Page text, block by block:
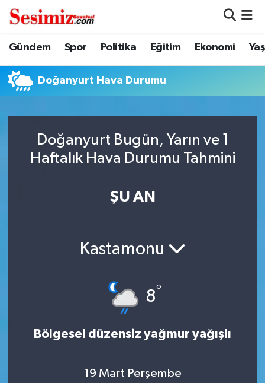
Gündem Spor Politika Eğitim Ekonomi
Doğanyurt Hava Durumu
Doğanyurt Bugün, Yarın ve 1
Haftalık Hava Durumu Tahmini
ŞU AN
Kastamonu
8°
Bölgesel düzensiz yağmur yağışlı
19 Mart Perşembe
Dünya
Eğitim
Genel
Gündem
Nöbetçi Eczaneler
Hava Durumu
Trafik Durumu
Süper Lig Puan Durumu ve Fikstür
Haber Arşivi